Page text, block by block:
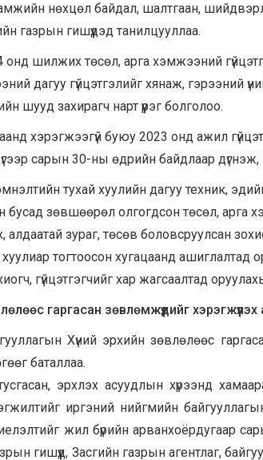
нөхцөл байдал, шалтгаан,
газрын гишүүдэд танилцууллаа.
онд шилжих төсөл, арга хэмжээний
дагуу гүйцэтгэлийг хянаж, гэрээний
шууд захирагч нарт үүрэг болголоо.
хэрэгжээгүй буюу 2023 онд ажил
сарын 30-ны өдрийн байдлаар
тухай хуулийн дагуу техник,
бусад зөвшөөрөл олгогдсон төсөл, арга
алдаатай зураг, төсөв боловсруулсан
тогтоосон хугацаанд ашиглалтад
гүйцэтгэгчийг хар жагсаалтад
гаргасан зөвлөмжүүдийг
Хүний эрхийн зөвлөлөөс
баталлаа.
эрхлэх асуудлын хүрээнд
иргэний нийгмийн
жил бүрийн арванхоёрдугаар
гишүүд, Засгийн газрын агентлаг,